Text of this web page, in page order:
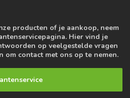
producten of je aankoop, neem
Hier vind je
op veelgestelde vragen
om contact met ons op te nemen.